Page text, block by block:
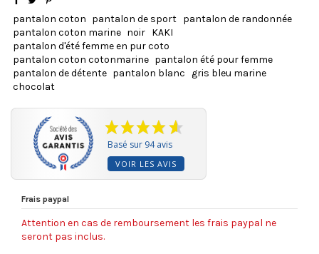
pantalon coton pantalon de sport pantalon de randonnée
pantalon coton marine noir KAKI
pantalon d'été femme en pur coto
pantalon coton cotonmarine pantalon été pour femme
pantalon de détente pantalon blanc
gris bleu marine
chocolat
Basé sur 94 avis
VOIR LES AVIS
Frais paypal
Attention en cas de remboursement les frais paypal ne
seront pas inclus.